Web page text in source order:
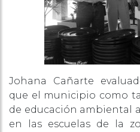
Johana Cañarte
que el municipio como
de educación ambiental
en las escuelas de la